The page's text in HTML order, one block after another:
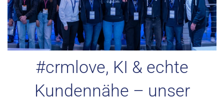
#crmlove, KI & echte
Kundennähe – unser